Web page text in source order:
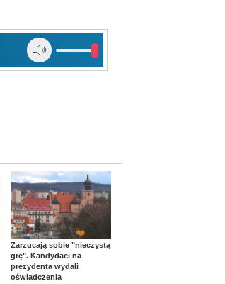
Zarzucają sobie "nieczystą
grę". Kandydaci na
prezydenta wydali
oświadczenia